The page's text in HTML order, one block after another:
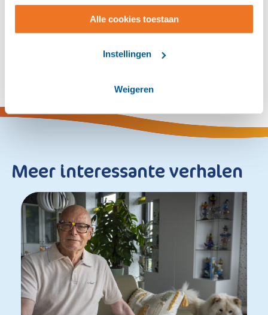
wijzigen.
Alle cookies toestaan
Instellingen
Weigeren
Verhaal delen:
Meer interessante verhalen